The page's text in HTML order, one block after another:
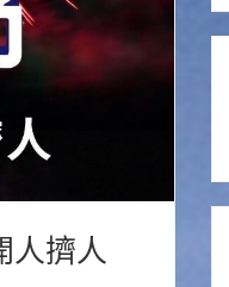
人擠人